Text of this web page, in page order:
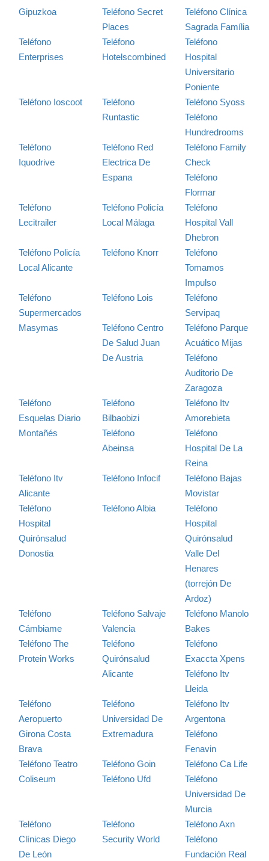
Gipuzkoa
Teléfono Secret
Places
Teléfono Clínica
Sagrada Família
Teléfono
Enterprises
Teléfono
Hotelscombined
Teléfono
Hospital
Universitario
Poniente
Teléfono Ioscoot
Teléfono
Runtastic
Teléfono Syoss
Teléfono
Hundredrooms
Teléfono
Iquodrive
Teléfono Red
Electrica De
Espana
Teléfono Family
Check
Teléfono
Flormar
Teléfono
Lecitrailer
Teléfono Policía
Local Málaga
Teléfono
Hospital Vall
Dhebron
Teléfono Policía
Local Alicante
Teléfono Knorr
Teléfono
Tomamos
Impulso
Teléfono
Supermercados
Masymas
Teléfono Lois
Teléfono
Servipaq
Teléfono Centro
De Salud Juan
De Austria
Teléfono Parque
Acuático Mijas
Teléfono
Auditorio De
Zaragoza
Teléfono
Esquelas Diario
Montañés
Teléfono
Bilbaobizi
Teléfono Itv
Amorebieta
Teléfono
Abeinsa
Teléfono
Hospital De La
Reina
Teléfono Itv
Alicante
Teléfono Infocif
Teléfono Bajas
Movistar
Teléfono
Hospital
Quirónsalud
Donostia
Teléfono Albia
Teléfono
Hospital
Quirónsalud
Valle Del
Henares
(torrejón De
Ardoz)
Teléfono
Cámbiame
Teléfono Salvaje
Valencia
Teléfono Manolo
Bakes
Teléfono The
Protein Works
Teléfono
Quirónsalud
Alicante
Teléfono
Exaccta Xpens
Teléfono Itv
Lleida
Teléfono
Aeropuerto
Girona Costa
Brava
Teléfono
Universidad De
Extremadura
Teléfono Itv
Argentona
Teléfono
Fenavin
Teléfono Teatro
Coliseum
Teléfono Goin
Teléfono Ca Life
Teléfono Ufd
Teléfono
Universidad De
Murcia
Teléfono
Clínicas Diego
De León
Teléfono
Security World
Teléfono Axn
Teléfono
Fundación Real